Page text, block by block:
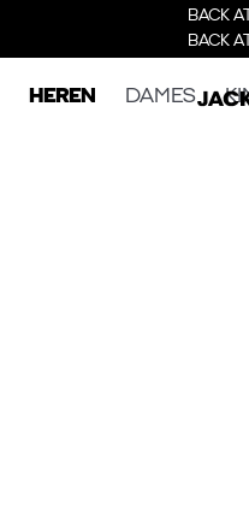
BACK
BACK
HEREN DAMES